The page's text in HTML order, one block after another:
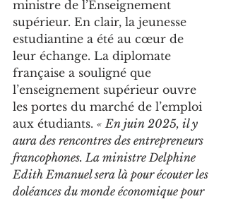
ministre de l’Enseignement
supérieur. En clair, la jeunesse
estudiantine a été au cœur de
leur échange. La diplomate
française a souligné que
l’enseignement supérieur ouvre
les portes du marché de l’emploi
aux étudiants. « En juin 2025, il y
aura des rencontres des entrepreneurs
francophones. La ministre Delphine
Edith Emanuel sera là pour écouter les
doléances du monde économique pour